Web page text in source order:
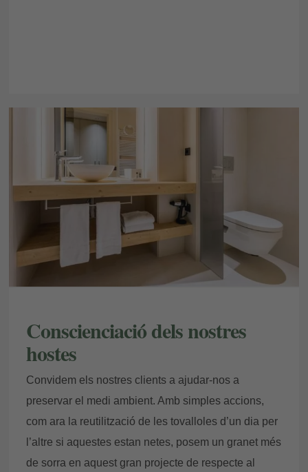
Conscienciació dels nostres
hostes
Convidem els nostres clients a ajudar-nos a
preservar el medi ambient. Amb simples accions,
com ara la reutilització de les tovalloles d’un dia per
l’altre si aquestes estan netes, posem un granet més
de sorra en aquest gran projecte de respecte al